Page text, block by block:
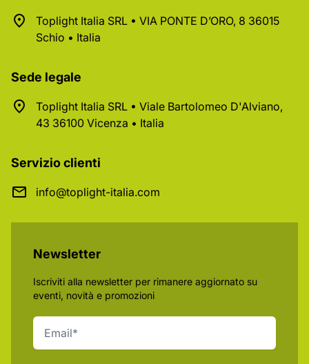
Toplight Italia SRL • VIA PONTE D’ORO, 8 36015
Schio • Italia
Sede legale
Toplight Italia SRL • Viale Bartolomeo D'Alviano,
43 36100 Vicenza • Italia
Servizio clienti
info@toplight-italia.com
Newsletter
Iscriviti alla newsletter per rimanere aggiornato su
eventi, novità e promozioni